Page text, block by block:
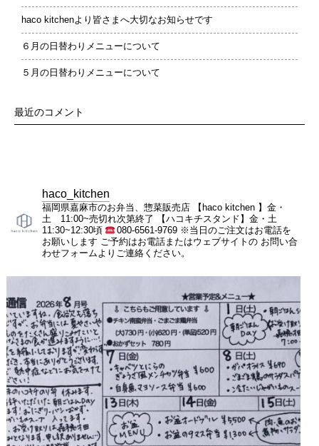
haco kitchenより皆さまへ大切なお知らせです
６月の日替わりメニューについて
５月の日替わりメニューについて
最近のコメント
haco_kitchen
福岡県嘉麻市のお弁当、惣菜販売店【haco kitchen 】金・
土 11:00~売切れ次第終了
【ハコキチスタンド】金・土
11:30~12:30頃
080-6561-9769※当日のご注文はお電話を
お願いします ご予約はお電話またはウェブサイトのお問い合
わせフォームよりご連絡ください。